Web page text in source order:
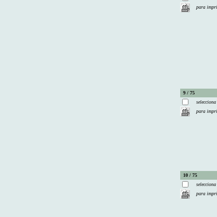
para
9 / 75
selecciona
para
10 / 75
selecciona
para